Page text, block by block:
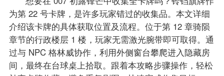
为第 22 号卡牌，是许多玩家错过的收集品。本文详细
介绍该卡牌的具体获取位置及流程。位于第 12 章骑陨
章节的行政楼层 1 楼，玩家无需激光腕带即可取得。通
过与 NPC 格林威协作，利用外侧窗台攀爬进入隐藏房
间，最终在台球桌上拾取。跟着本攻略步骤操作，轻松